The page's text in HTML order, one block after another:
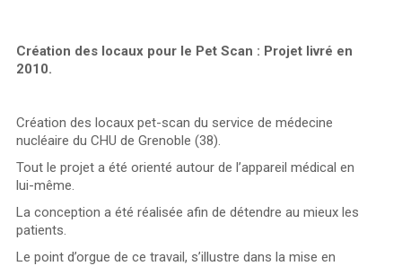
Création des locaux pour le Pet Scan : Projet livré en
2010.
Création des locaux pet-scan du service de médecine
nucléaire du CHU de Grenoble (38).
Tout le projet a été orienté autour de l’appareil médical en
lui-même.
La conception a été réalisée afin de détendre au mieux les
patients.
Le point d’orgue de ce travail, s’illustre dans la mise en